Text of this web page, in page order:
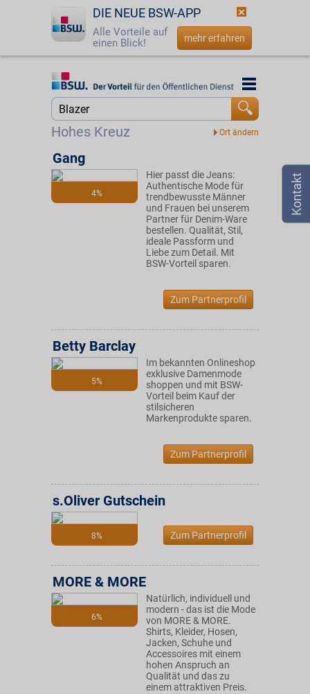
DIE NEUE BSW-APP
Alle Vorteile auf
einen Blick!
mehr erfahren
Startseite
☎ 0800 - 279 25 82
Hohes Kreuz
Startseite
4%
Gang
Hier passt die Jeans:
Authentische Mode für
trendbewusste Männer
und Frauen bei unserem
Partner für Denim-Ware
bestellen. Qualität, Stil,
ideale Passform und
Liebe zum Detail. Mit
BSW-Vorteil sparen.
Zum Partnerprofil
5%
Betty Barclay
Im bekannten Onlineshop
exklusive Damenmode
shoppen und mit BSW-
Vorteil beim Kauf der
stilsicheren
Markenprodukte sparen.
Zum Partnerprofil
8%
s.Oliver Gutschein
Zum Partnerprofil
6%
MORE & MORE
Natürlich, individuell und
modern - das ist die Mode
von MORE & MORE.
Shirts, Kleider, Hosen,
Jacken, Schuhe und
Accessoires mit einem
hohen Anspruch an
Qualität und das zu
einem attraktiven Preis.